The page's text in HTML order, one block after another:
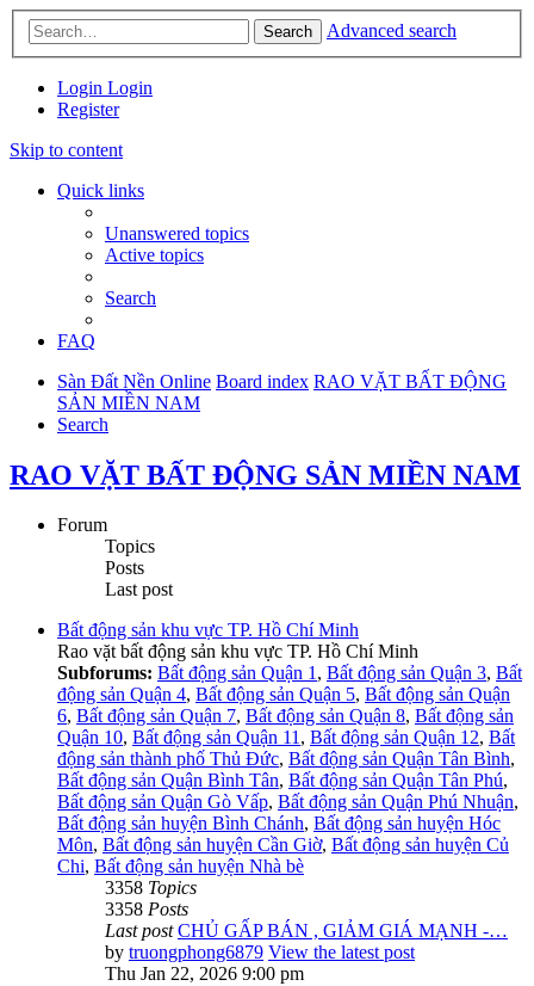
Search Advanced search
Login Login
Register
Skip to content
Quick links
Unanswered topics
Active topics
Search
FAQ
Sàn Đất Nền Online Board index RAO VẶT BẤT ĐỘNG
SẢN MIỀN NAM
Search
RAO VẶT BẤT ĐỘNG SẢN MIỀN NAM
Forum
Topics
Posts
Last post
Bất động sản khu vực TP. Hồ Chí Minh
Rao vặt bất động sản khu vực TP. Hồ Chí Minh
Subforums: Bất động sản Quận 1, Bất động sản Quận 3, Bất
động sản Quận 4, Bất động sản Quận 5, Bất động sản Quận
6, Bất động sản Quận 7, Bất động sản Quận 8, Bất động sản
Quận 10, Bất động sản Quận 11, Bất động sản Quận 12, Bất
động sản thành phố Thủ Đức, Bất động sản Quận Tân Bình,
Bất động sản Quận Bình Tân, Bất động sản Quận Tân Phú,
Bất động sản Quận Gò Vấp, Bất động sản Quận Phú Nhuận,
Bất động sản huyện Bình Chánh, Bất động sản huyện Hóc
Môn, Bất động sản huyện Cần Giờ, Bất động sản huyện Củ
Chi, Bất động sản huyện Nhà bè
3358 Topics
3358 Posts
Last post CHỦ GẤP BÁN , GIẢM GIÁ MẠNH -…
by truongphong6879 View the latest post
Thu Jan 22, 2026 9:00 pm